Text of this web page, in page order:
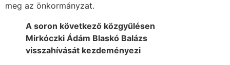
meg az önkormányzat.
A soron következő közgyűlésen
Mirkóczki Ádám Blaskó Balázs
visszahívását kezdeményezi